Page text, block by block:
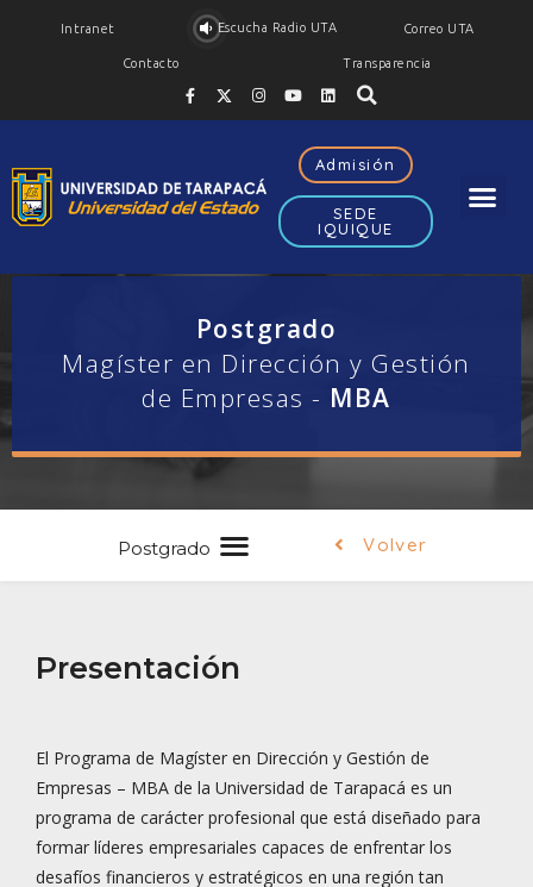
Intranet Escucha Radio UTA Correo UTA
Contacto Transparencia
Admisión
SEDE
IQUIQUE
Postgrado
Magíster en Dirección y Gestión
de Empresas - MBA
Postgrado Volver
Presentación
El Programa de Magíster en Dirección y Gestión de
Empresas – MBA de la Universidad de Tarapacá es un
programa de carácter profesional que está diseñado para
formar líderes empresariales capaces de enfrentar los
desafíos financieros y estratégicos en una región tan